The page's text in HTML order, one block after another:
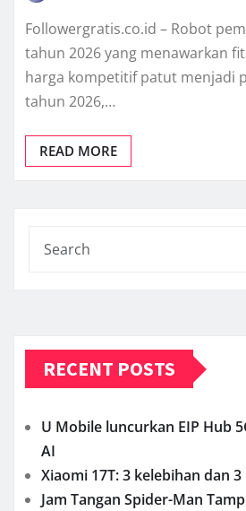
Followergratis.co.id – Robot
tahun 2026 yang menawarkan
harga kompetitif patut menjadi
tahun 2026,…
READ MORE
RECENT POSTS
U Mobile luncurkan EIP Hub
AI
Xiaomi 17T: 3 kelebihan dan
Jam Tangan Spider-Man